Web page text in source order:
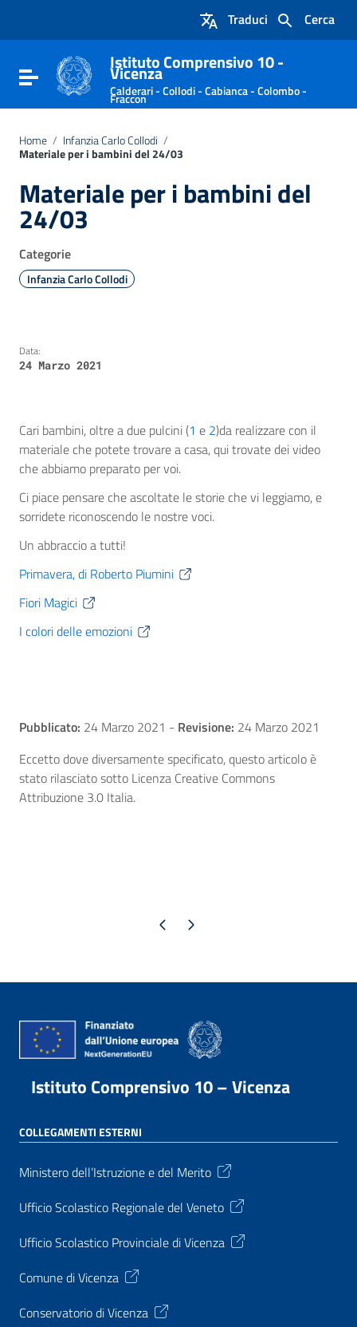
Vai al footer
Cerca
Traduci
Attiva / disattiva la navigazione
Istituto Comprensivo 10 -
Vicenza
Calderari - Collodi - Cabianca - Colombo -
Fraccon
Home / Infanzia Carlo Collodi /
Materiale per i bambini del 24/03
Materiale per i bambini del
24/03
Categorie
Infanzia Carlo Collodi
Data:
24 Marzo 2021
Cari bambini, oltre a due pulcini (1 e 2)da realizzare con il
materiale che potete trovare a casa, qui trovate dei video
che abbiamo preparato per voi.
Ci piace pensare che ascoltate le storie che vi leggiamo, e
sorridete riconoscendo le nostre voci.
Un abbraccio a tutti!
Primavera, di Roberto Piumini
Fiori Magici
I colori delle emozioni
Pubblicato: 24 Marzo 2021 - Revisione: 24 Marzo 2021
Eccetto dove diversamente specificato, questo articolo è
stato rilasciato sotto Licenza Creative Commons
Attribuzione 3.0 Italia.
Pagina precedente
Pagina successiva
Istituto Comprensivo 10 – Vicenza
COLLEGAMENTI ESTERNI
Ministero dell’Istruzione e del Merito
Ufficio Scolastico Regionale del Veneto
Ufficio Scolastico Provinciale di Vicenza
Comune di Vicenza
Conservatorio di Vicenza